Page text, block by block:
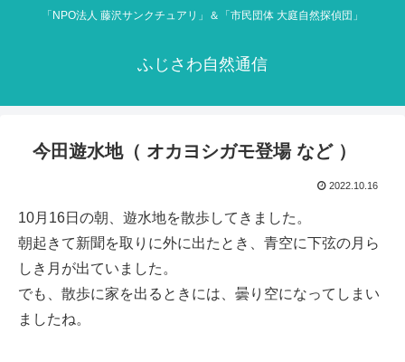
「NPO法人 藤沢サンクチュアリ」＆「市民団体 大庭自然探偵団」
ふじさわ自然通信
今田遊水地（ オカヨシガモ登場 など ）
2022.10.16
10月16日の朝、遊水地を散歩してきました。
朝起きて新聞を取りに外に出たとき、青空に下弦の月ら
しき月が出ていました。
でも、散歩に家を出るときには、曇り空になってしまい
ましたね。